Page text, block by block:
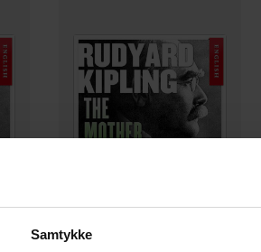
Samtykke